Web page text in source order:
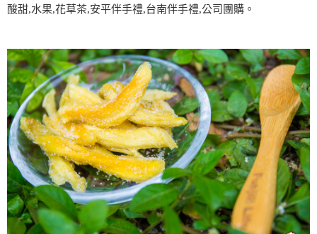
酸甜,水果,花草茶,安平伴手禮,台南伴手禮,公司團購。